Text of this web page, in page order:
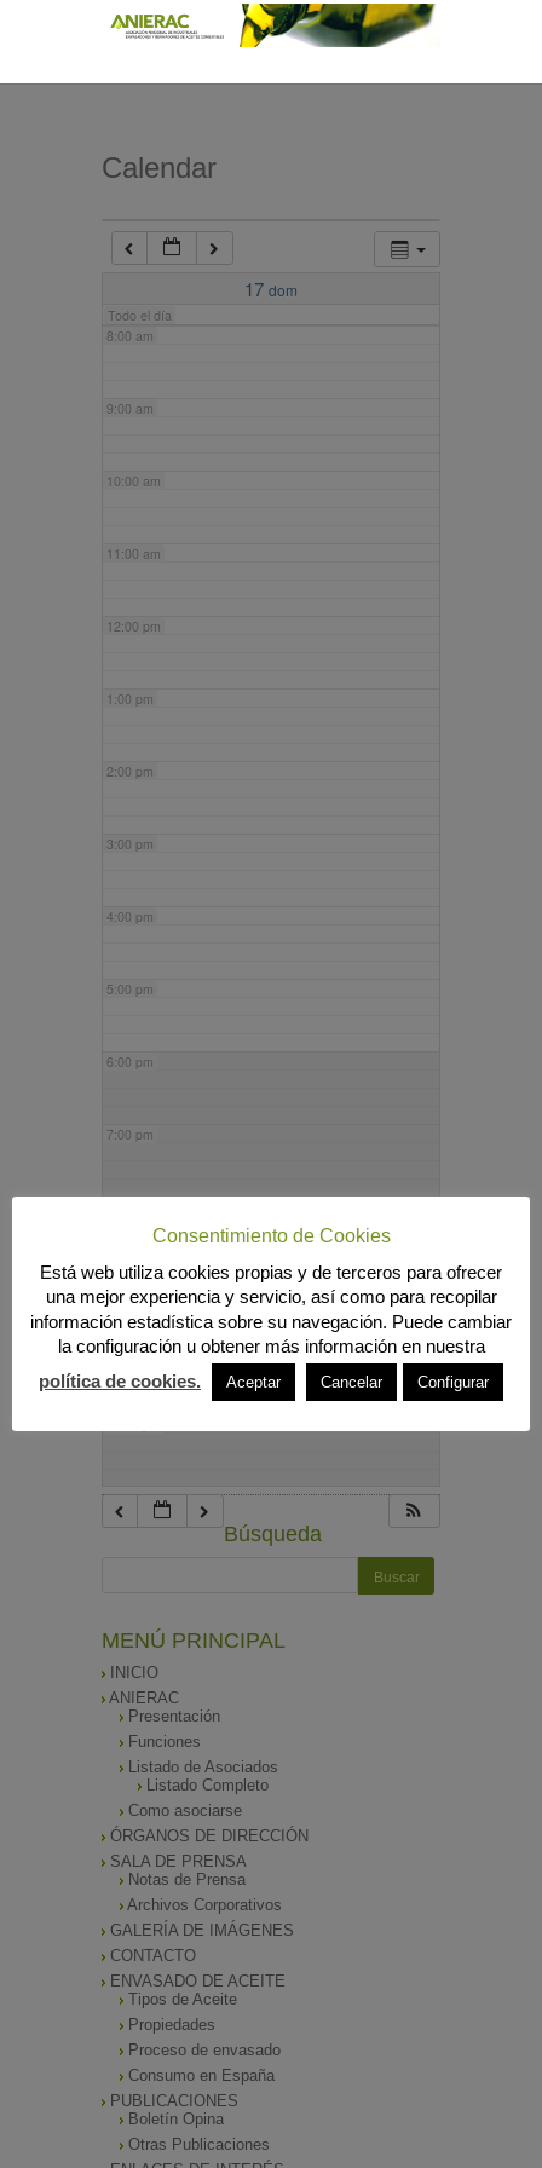
Calendar
17 dom
Todo el día
7:00 am
8:00 am
9:00 am
10:00 am
11:00 am
12:00 pm
1:00 pm
2:00 pm
3:00 pm
4:00 pm
5:00 pm
6:00 pm
7:00 pm
9:00 pm
10:00 pm
Búsqueda
MENÚ PRINCIPAL
INICIO
ANIERAC
Presentación
Funciones
Listado de Asociados
Listado Completo
Como asociarse
ÓRGANOS DE DIRECCIÓN
SALA DE PRENSA
Notas de Prensa
Archivos Corporativos
GALERÍA DE IMÁGENES
CONTACTO
ENVASADO DE ACEITE
Tipos de Aceite
Propiedades
Proceso de envasado
Consumo en España
PUBLICACIONES
Boletín Opina
Otras Publicaciones
Consentimiento de Cookies
Está web utiliza cookies propias y de terceros para ofrecer
una mejor experiencia y servicio, así como para recopilar
información estadística sobre su navegación. Puede cambiar
la configuración u obtener más información en nuestra
política de cookies.
Aceptar Cancelar Configurar